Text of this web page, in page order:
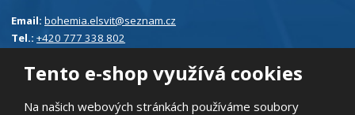
Tento e-shop využívá cookies
Na našich webových stránkách používáme soubory
Email: bohemia.elsvit@seznam.cz
Tel.:+420 777 338 802